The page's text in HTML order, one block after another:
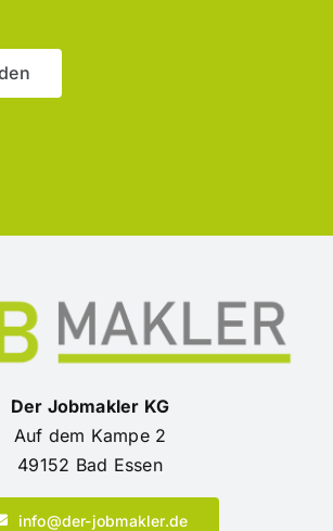
Der Jobmakler KG
Auf dem Kampe 2
49152 Bad Essen
info@der-jobmakler.de